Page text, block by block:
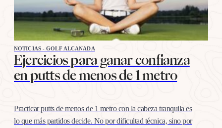
NOTICIAS - GOLF ALCANADA
Ejercicios para ganar confianza
en putts de menos de 1 metro
Practicar putts de menos de 1 metro con la cabeza tranquila es
lo que más partidos decide. No por dificultad técnica, sino por